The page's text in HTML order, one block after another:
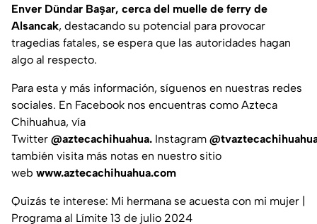
Enver Dündar Başar, cerca del muelle de ferry de
Alsancak, destacando su potencial para provocar
tragedias fatales, se espera que las autoridades hagan
algo al respecto.
Para esta y más información, síguenos en nuestras redes
sociales. En Facebook nos encuentras como Azteca
Chihuahua, vía
Twitter @aztecachihuahua. Instagram
también visita más notas en nuestro sitio
web www.aztecachihuahua.com
Quizás te interese: Mi hermana se acuesta con mi mujer |
Programa al Límite 13 de julio 2024